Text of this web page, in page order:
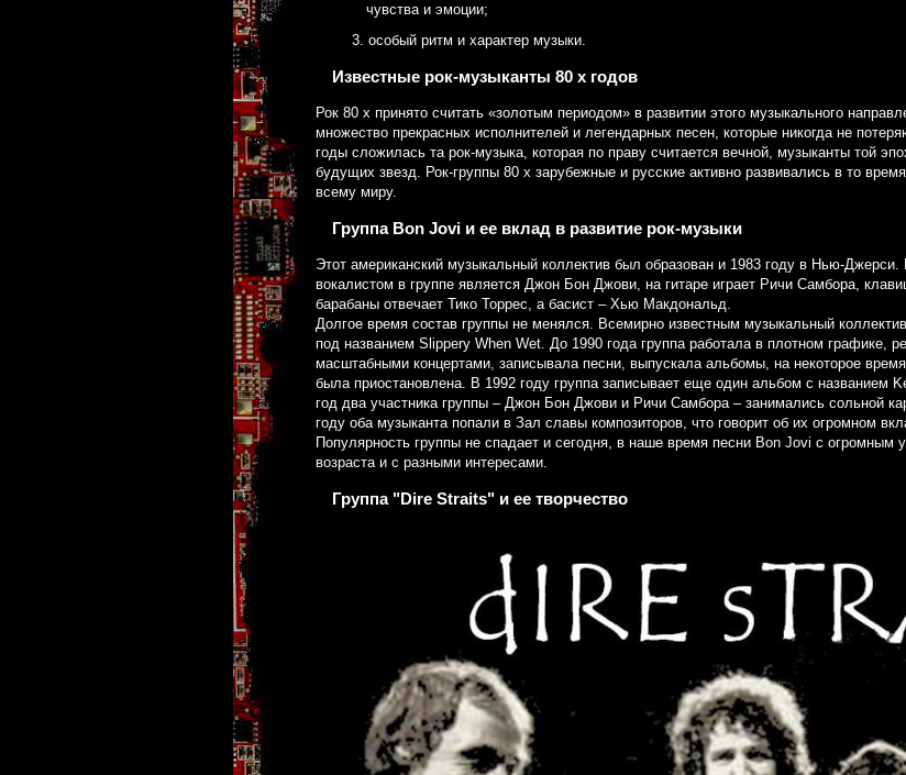
чувства и эмоции;
особый ритм и характер музыки.
Известные рок-музыканты 80 х годов
Рок 80 х принято считать «золотым периодом» в развитии этого музыкального
множество прекрасных исполнителей и легендарных песен, которые никогда не
годы сложилась та рок-музыка, которая по праву считается вечной, музыканты той
будущих звезд. Рок-группы 80 х зарубежные и русские активно развивались в то
всему миру.
Группа Bon Jovi и ее вклад в развитие рок-музыки
Этот американский музыкальный коллектив был образован и 1983 году в Нью-Джерси.
вокалистом в группе является Джон Бон Джови, на гитаре играет Ричи Самбора,
барабаны отвечает Тико Торрес, а басист – Хью Макдональд.
Долгое время состав группы не менялся. Всемирно известным музыкальный
под названием Slippery When Wet. До 1990 года группа работала в плотном графике,
масштабными концертами, записывала песни, выпускала альбомы, на некоторое
была приостановлена. В 1992 году группа записывает еще один альбом с названием
год два участника группы – Джон Бон Джови и Ричи Самбора – занимались сольной
году оба музыканта попали в Зал славы композиторов, что говорит об их огромном
Популярность группы не спадает и сегодня, в наше время песни Bon Jovi с
возраста и с разными интересами.
Группа "Dire Straits" и ее творчество